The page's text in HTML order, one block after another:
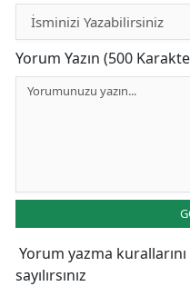
Yorum Yazın (500
Yorum yazma kurallarını
sayılırsınız